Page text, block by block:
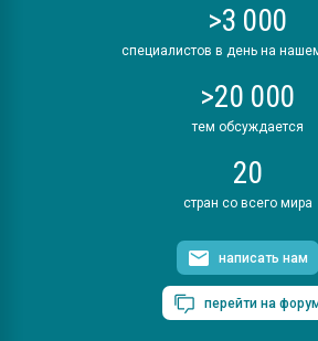
>3 000
специалистов в день на
>20 000
тем обсуждается
20
стран со всего мира
написать нам
перейти на